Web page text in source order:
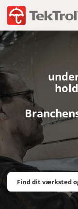
Find dit værksted